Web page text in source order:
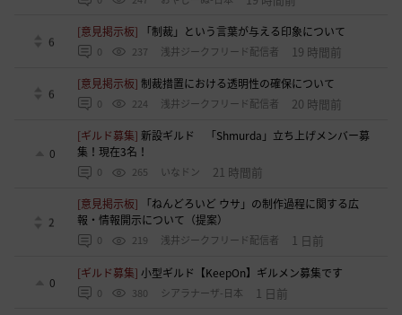
6
[意見掲示板] 「制裁」という言葉が与える印象について
0 237 浅井ジークフリード配信者 19 時間前
6
[意見掲示板]制裁措置における透明性の確保について
0 224 浅井ジークフリード配信者 20 時間前
0
[ギルド募集]新設ギルド 「Shmurda」立ち上げメンバー募
集！現在3名！
0 265 いなドン 21 時間前
2
[意見掲示板]
「ねんどろいど ウサ」の制作過程に関する広
報・情報開示について（提案）
0 219 浅井ジークフリード配信者 1 日前
0
[ギルド募集]小型ギルド【KeepOn】ギルメン募集です
0 380 シアラナーザ-日本 1 日前